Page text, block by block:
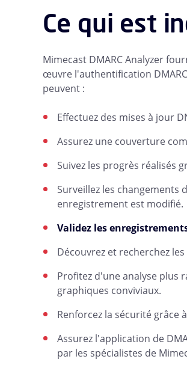
Ce qui est
Mimecast DMARC Analyzer
œuvre l'authentification
peuvent :
Effectuez des mises à jour
Assurez une couverture
Suivez les progrès réalisés
Surveillez les changements
enregistrement est modifié.
Validez les
Découvrez et recherchez
Profitez d'une analyse plus
graphiques conviviaux.
Renforcez la sécurité grâce
Assurez l'application de
par les spécialistes de